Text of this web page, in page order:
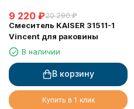
9 220 ₽20 290 ₽
Смеситель KAISER 31511-1
Vincent для раковины
В наличии
В корзину
Купить в 1 клик